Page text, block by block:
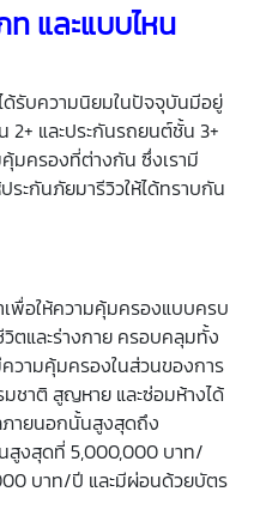
และแบบไหน
ด้รับความนิยมในปัจจุบันมีอยู่
2+ และประกันรถยนต์ชั้น 3+
คุ้มครองที่ต่างกัน ซึ่งเรามี
ะกันภัยมารีวิวให้ได้ทราบกัน
พื่อให้ความคุ้มครองแบบครบ
ตและร่างกาย ครอบคลุมทั้ง
ามคุ้มครองในส่วนของการ
ชาติ สูญหาย และซ่อมห้างได้
ายนอกนั้นสูงสุดถึง
สูงสุดที่ 5,000,000 บาท/
บาท/ปี และมีผ่อนด้วยบัตร